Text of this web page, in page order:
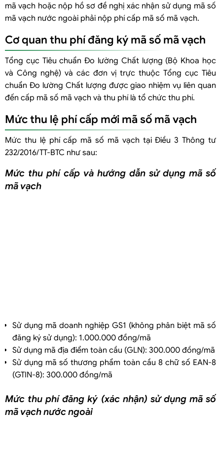
mã vạch hoặc nộp hồ sơ đề nghị xác nhận sử dụng mã số
mã vạch nước ngoài phải nộp phí cấp mã số mã vạch.
Cơ quan thu phí đăng ký mã số mã vạch
Tổng cục Tiêu chuẩn Đo lường Chất lượng (Bộ Khoa học
và Công nghệ) và các đơn vị trực thuộc Tổng cục Tiêu
chuẩn Đo lường Chất lượng được giao nhiệm vụ liên quan
đến cấp mã số mã vạch và thu phí là tổ chức thu phí.
Mức thu lệ phí cấp mới mã số mã vạch
Mức thu lệ phí cấp mã số mã vạch tại Điều 3 Thông tư
232/2016/TT-BTC như sau:
Mức thu phí cấp và hướng dẫn sử dụng mã số
mã vạch
Sử dụng mã doanh nghiệp GS1 (không phân biệt mã số
đăng ký sử dụng): 1.000.000 đồng/mã
Sử dụng mã địa điểm toàn cầu (GLN): 300.000 đồng/mã
Sử dụng mã số thương phẩm toàn cầu 8 chữ số EAN-8
(GTIN-8): 300.000 đồng/mã
Mức thu phí đăng ký (xác nhận) sử dụng mã số
mã vạch nước ngoài